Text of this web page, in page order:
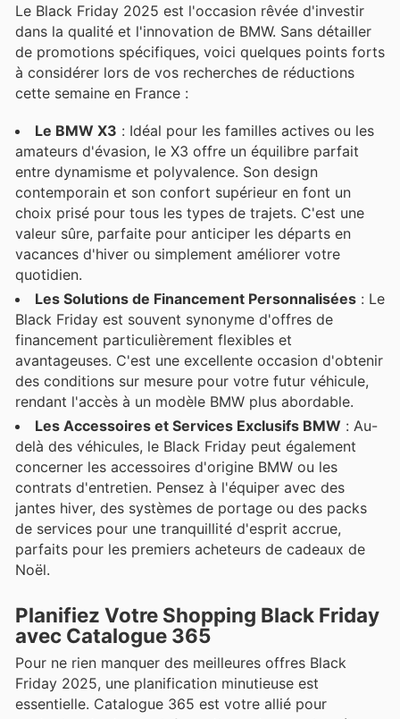
Le Black Friday 2025 est l'occasion rêvée d'investir
dans la qualité et l'innovation de BMW. Sans détailler
de promotions spécifiques, voici quelques points forts
à considérer lors de vos recherches de réductions
cette semaine en France :
Le BMW X3 : Idéal pour les familles actives ou les
amateurs d'évasion, le X3 offre un équilibre parfait
entre dynamisme et polyvalence. Son design
contemporain et son confort supérieur en font un
choix prisé pour tous les types de trajets. C'est une
valeur sûre, parfaite pour anticiper les départs en
vacances d'hiver ou simplement améliorer votre
quotidien.
Les Solutions de Financement Personnalisées : Le
Black Friday est souvent synonyme d'offres de
financement particulièrement flexibles et
avantageuses. C'est une excellente occasion d'obtenir
des conditions sur mesure pour votre futur véhicule,
rendant l'accès à un modèle BMW plus abordable.
Les Accessoires et Services Exclusifs BMW : Au-
delà des véhicules, le Black Friday peut également
concerner les accessoires d'origine BMW ou les
contrats d'entretien. Pensez à l'équiper avec des
jantes hiver, des systèmes de portage ou des packs
de services pour une tranquillité d'esprit accrue,
parfaits pour les premiers acheteurs de cadeaux de
Noël.
Planifiez Votre Shopping Black Friday
avec Catalogue 365
Pour ne rien manquer des meilleures offres Black
Friday 2025, une planification minutieuse est
essentielle. Catalogue 365 est votre allié pour